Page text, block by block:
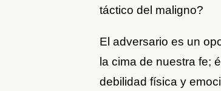
táctico del maligno?
El adversario es un
la cima de nuestra fe;
debilidad física y